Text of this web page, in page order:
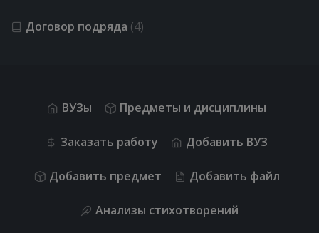
Договор подряда (4)
ВУЗы Предметы и дисциплины
Заказать работу Добавить ВУЗ
Добавить предмет Добавить файл
Анализы стихотворений